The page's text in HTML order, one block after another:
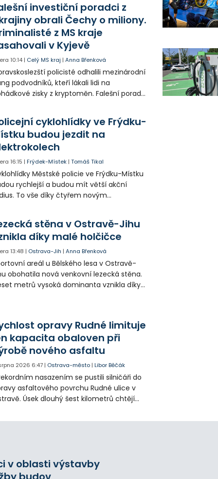
investiční poradci z
obrali Čechy o miliony.
z MS kraje
v Kyjevě
10:14 | Celý MS kraj |Anna Břenková
policisté odhalili mezinárodní
podvodníků, kteří lákali lidi na
zisky z kryptoměn. Falešní poradci
call centra a připravili Čechy o
až stovky milionů korun. Na padesátce
prohlídek v Kyjevě se podíleli i
vyšetřovatelé.
cyklohlídky ve Frýdku-
budou jezdit na
16:15 |Frýdek-Místek |Tomáš Tikal
Městské policie ve Frýdku-Místku
rychlejší a budou mít větší akční
To vše díky čtyřem novým
stěna v Ostravě-Jihu
díky malé holčičce
13:48 | Ostrava-Jih |Anna Břenková
areál u Bělského lesa v Ostravě-
obohatila nová venkovní lezecká stěna.
metrů vysoká dominanta vznikla díky
opravy Rudné limituje
kapacita obaloven při
nového asfaltu
2026 6:47 | Ostrava-město |Libor Běčák
nasazením se pustili silničáři do
asfaltového povrchu Rudné ulice v
Úsek dlouhý šest kilometrů chtějí
v oblasti výstavby